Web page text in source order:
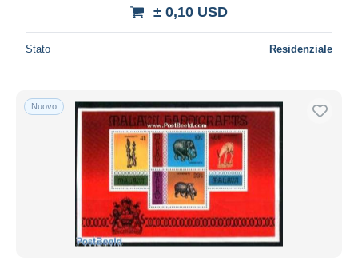
± 0,10 USD
Stato Residenziale
Nuovo